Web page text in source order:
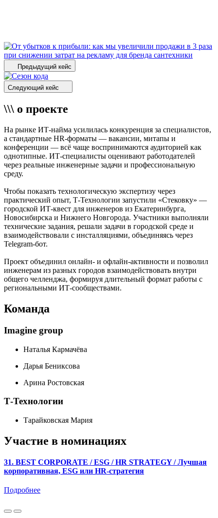
Предыдущий кейс
Следующий кейс
\\\ о проекте
На рынке ИТ-найма усилилась конкуренция за специалистов,
а стандартные HR-форматы — вакансии, митапы и
конференции — всё чаще воспринимаются аудиторией как
однотипные. ИТ-специалисты оценивают работодателей
через реальные инженерные задачи и профессиональную
среду.
Чтобы показать технологическую экспертизу через
практический опыт, Т-Технологии запустили «Стековку» —
городской ИТ-квест для инженеров из Екатеринбурга,
Новосибирска и Нижнего Новгорода. Участники выполняли
технические задания, решали задачи в городской среде и
взаимодействовали с инсталляциями, объединяясь через
Telegram-бот.
Проект объединил онлайн- и офлайн-активности и позволил
инженерам из разных городов взаимодействовать внутри
общего челленджа, формируя длительный формат работы с
региональными ИТ-сообществами.
Команда
Imagine group
Наталья Кармачёва
Дарья Бениксова
Арина Ростовская
Т-Технологии
Тарайковская Мария
Участие в номинациях
31. BEST CORPORATE / ESG / HR STRATEGY / Лучшая
корпоративная, ESG или HR-стратегия
Подробнее